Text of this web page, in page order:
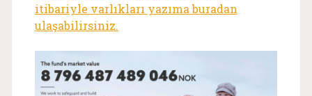
itibariyle varlıkları yazıma buradan
ulaşabilirsiniz.